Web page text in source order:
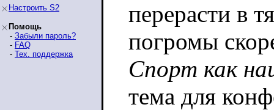
Настроить S2
Помощь
- Забыли пароль?
- FAQ
- Тех. поддержка
перерасти в
погромы
Спорт как
тема для